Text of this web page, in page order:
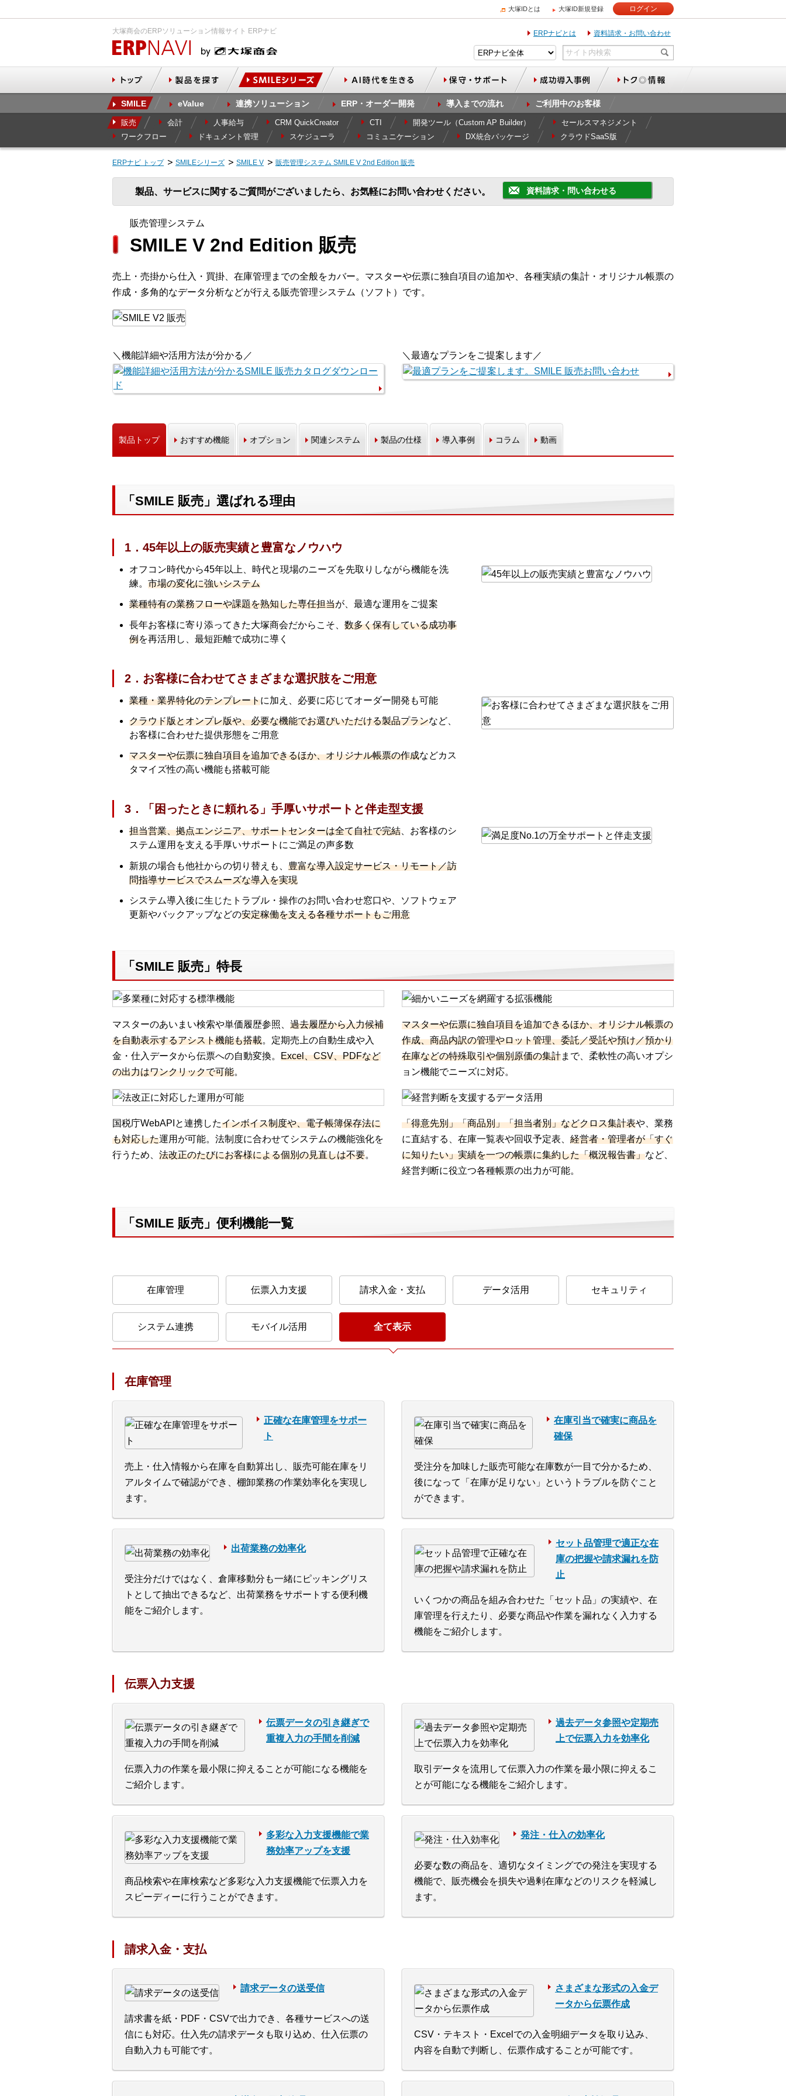
大塚IDとは 大塚ID新規登録 ログイン
大塚商会のERPソリューション情報サイト ERPナビ ERPナビとは 資料請求・お問い合わせ
SMILE eValue 連携ソリューション ERP・オーダー開発 導入までの流れ ご利用中のお客様
販売 会計 人事給与 CRM QuickCreator CTI 開発ツール（Custom AP Builder）
セールスマネジメント
ワークフロー
ドキュメント管理 スケジューラ コミュニケーション DX統合パッケージ クラウドSaaS版
ERPナビ トップ SMILEシリーズ SMILE V 販売管理システム SMILE V 2nd Edition 販売
製品、サービスに関するご質問がございましたら、お気軽にお問い合わせください。 資料請求・問い合わせる
販売管理システム
SMILE V 2nd Edition 販売
売上・売掛から仕入・買掛、在庫管理までの全般をカバー。マスターや伝票に独自項目の追加や、各種実績の集計・オリジナル帳票の
作成・多角的なデータ分析などが行える販売管理システム（ソフト）です。
＼機能詳細や活用方法が分かる／ ＼最適なプランをご提案します／
製品トップ おすすめ機能 オプション 関連システム 製品の仕様 導入事例 コラム 動画
「SMILE 販売」選ばれる理由
1．45年以上の販売実績と豊富なノウハウ
オフコン時代から45年以上、時代と現場のニーズを先取りしながら機能を洗
練。 市場の変化に強いシステム
業種特有の業務フローや課題を熟知した専任担当が、最適な運用をご提案
長年お客様に寄り添ってきた大塚商会だからこそ、 数多く保有している成功事
例を再活用し、最短距離で成功に導く
2．お客様に合わせてさまざまな選択肢をご用意
業種・業界特化のテンプレートに加え、必要に応じてオーダー開発も可能
クラウド版とオンプレ版や、必要な機能でお選びいただける製品プランなど、
お客様に合わせた提供形態をご用意
マスターや伝票に独自項目を追加できるほか、オリジナル帳票の作成などカス
タマイズ性の高い機能も搭載可能
3．「困ったときに頼れる」手厚いサポートと伴走型支援
担当営業、拠点エンジニア、サポートセンターは全て自社で完結 、お客様のシ
ステム運用を支える手厚いサポートにご満足の声多数
新規の場合も他社からの切り替えも、 豊富な導入設定サービス・リモート／訪
問指導サービスでスムーズな導入を実現
システム導入後に生じたトラブル・操作のお問い合わせ窓口や、ソフトウェア
更新やバックアップなどの安定稼働を支える各種サポートもご用意
「SMILE 販売」特長
マスターのあいまい検索や単価履歴参照、 過去履歴から入力候補
を自動表示するアシスト機能も搭載。定期売上の自動生成や入
金・仕入データから伝票への自動変換。 Excel、CSV、PDFなど
の出力はワンクリックで可能。
マスターや伝票に独自項目を追加できるほか、オリジナル帳票の
作成、商品内訳の管理やロット管理、委託／受託や預け／預かり
在庫などの特殊取引や個別原価の集計まで、柔軟性の高いオプシ
ョン機能でニーズに対応。
国税庁WebAPIと連携したインボイス制度や、電子帳簿保存法に
も対応した運用が可能。法制度に合わせてシステムの機能強化を
行うため、 法改正のたびにお客様による個別の見直しは不要。
「得意先別」「商品別」「担当者別」などクロス集計表や、業務
に直結する、在庫一覧表や回収予定表、 経営者・管理者が「すぐ
に知りたい」実績を一つの帳票に集約した「概況報告書」など、
経営判断に役立つ各種帳票の出力が可能。
「SMILE 販売」便利機能一覧
在庫管理 伝票入力支援 請求入金・支払 データ活用 セキュリティ
システム連携 モバイル活用 全て表示
在庫管理
正確な在庫管理をサポー
ト
売上・仕入情報から在庫を自動算出し、販売可能在庫をリ
アルタイムで確認ができ、棚卸業務の作業効率化を実現し
ます。
在庫引当で確実に商品を
確保
受注分を加味した販売可能な在庫数が一目で分かるため、
後になって「在庫が足りない」というトラブルを防ぐこと
ができます。
出荷業務の効率化
受注分だけではなく、倉庫移動分も一緒にピッキングリス
トとして抽出できるなど、出荷業務をサポートする便利機
能をご紹介します。
セット品管理で適正な在
庫の把握や請求漏れを防
止
いくつかの商品を組み合わせた「セット品」の実績や、在
庫管理を行えたり、必要な商品や作業を漏れなく入力する
機能をご紹介します。
伝票入力支援
伝票データの引き継ぎで
重複入力の手間を削減
伝票入力の作業を最小限に抑えることが可能になる機能を
ご紹介します。
過去データ参照や定期売
上で伝票入力を効率化
取引データを流用して伝票入力の作業を最小限に抑えるこ
とが可能になる機能をご紹介します。
多彩な入力支援機能で業
務効率アップを支援
商品検索や在庫検索など多彩な入力支援機能で伝票入力を
スピーディーに行うことができます。
発注・仕入の効率化
必要な数の商品を、適切なタイミングでの発注を実現する
機能で、販売機会を損失や過剰在庫などのリスクを軽減し
ます。
請求入金・支払
請求データの送受信
請求書を紙・PDF・CSVで出力でき、各種サービスへの送
信にも対応。仕入先の請求データも取り込め、仕入伝票の
自動入力も可能です。
さまざまな形式の入金デ
ータから伝票作成
CSV・テキスト・Excelでの入金明細データを取り込み、
内容を自動で判断し、伝票作成することが可能です。